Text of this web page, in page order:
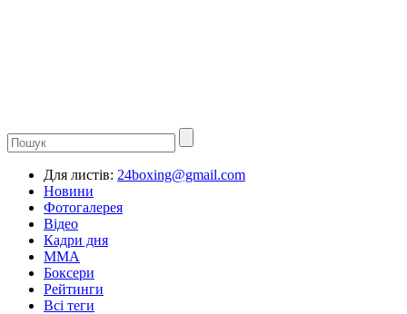
Для листів: 24boxing@gmail.com
Новини
Фотогалерея
Відео
Кадри дня
ММА
Боксери
Рейтинги
Всі теги